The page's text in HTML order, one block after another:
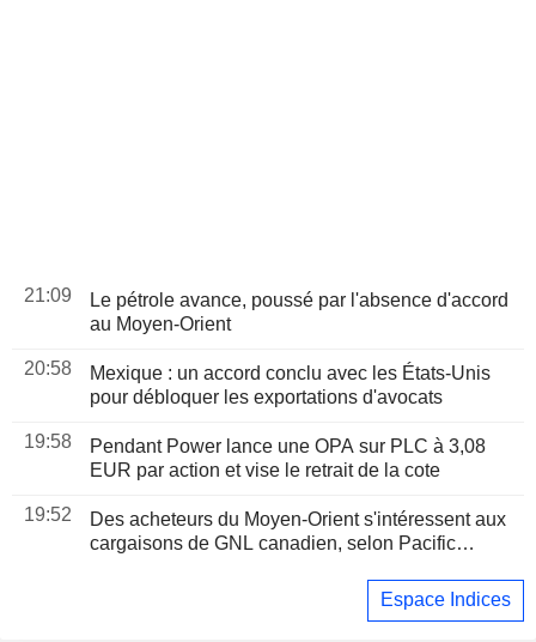
21:09
Le pétrole avance, poussé par l'absence d'accord
au Moyen-Orient
20:58
Mexique : un accord conclu avec les États-Unis
pour débloquer les exportations d'avocats
19:58
Pendant Power lance une OPA sur PLC à 3,08
EUR par action et vise le retrait de la cote
19:52
Des acheteurs du Moyen-Orient s'intéressent aux
cargaisons de GNL canadien, selon Pacific
Espace Indices